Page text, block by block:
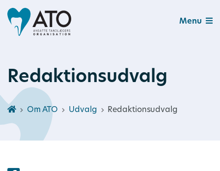
Menu
Redaktionsudvalg
Om ATO Udvalg Redaktionsudvalg